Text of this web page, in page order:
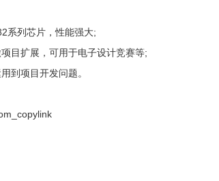
系列芯片，性能强大;
目扩展，可用于电子设计竞赛等;
到项目开发问题。